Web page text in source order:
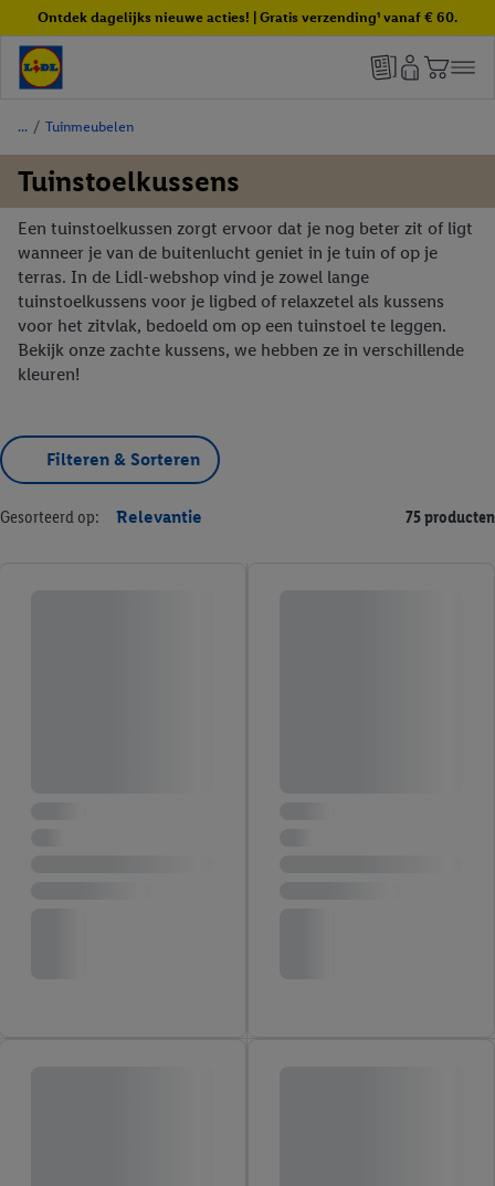
Ontdek dagelijks nieuwe acties! | Gratis verzending¹ vanaf € 60.
/ Tuinmeubelen
Tuinstoelkussens
Een tuinstoelkussen zorgt ervoor dat je nog beter zit of ligt
wanneer je van de buitenlucht geniet in je tuin of op je
terras. In de Lidl-webshop vind je zowel lange
tuinstoelkussens voor je ligbed of relaxzetel als kussens
voor het zitvlak, bedoeld om op een tuinstoel te leggen.
Bekijk onze zachte kussens, we hebben ze in verschillende
kleuren!
Filteren & Sorteren
Gesorteerd op: Relevantie 75 producten